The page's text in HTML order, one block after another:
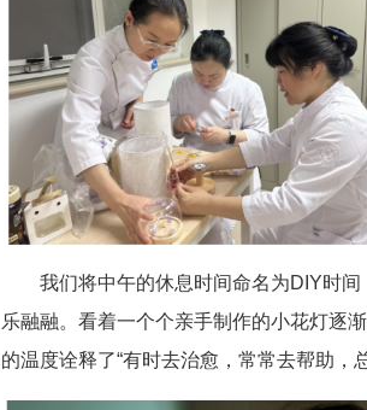
我们将中午的休息时间命名为DIY时
乐融融。看着一个个亲手制作的小花灯逐
的温度诠释了“有时去治愈，常常去帮助